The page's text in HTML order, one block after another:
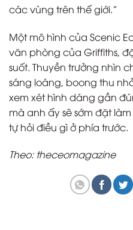
các vùng trên thế giới.”
Một mô hình của Scenic
văn phòng của Griffiths,
suốt. Thuyền trưởng nhìn
sáng loáng, boong thu
xem xét hình dáng gần
mà anh ấy sẽ sớm đặt
tự hỏi điều gì ở phía trước.
Theo: theceomagazine